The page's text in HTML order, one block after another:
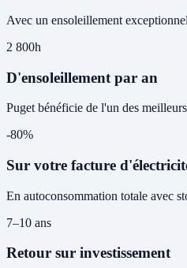
Avec un ensoleillement
2 800h
D'ensoleillement par an
Puget bénéficie de l'un des
-80%
Sur votre facture
En autoconsommation totale avec
7–10 ans
Retour sur investissement